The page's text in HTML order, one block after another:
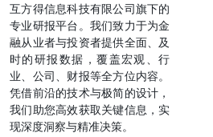
互方得信息科技有限公司旗下的
专业研报平台。我们致力于为金
融从业者与投资者提供全面、及
时的研报数据，覆盖宏观、行
业、公司、财报等全方位内容。
凭借前沿的技术与极简的设计，
我们助您高效获取关键信息，实
现深度洞察与精准决策。